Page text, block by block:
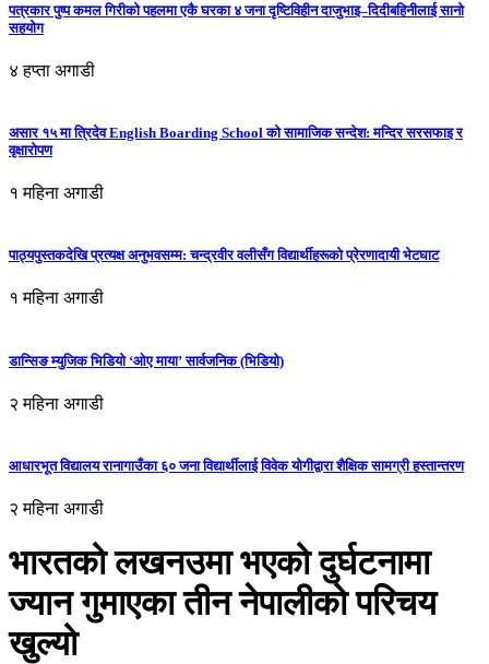
पत्रकार पुष्प कमल गिरीको पहलमा एकै घरका ४ जना दृष्टिविहीन दाजुभाइ–दिदीबहिनीलाई सानो
सहयोग
४ हप्ता अगाडी
असार १५ मा त्रिदेव English Boarding School को सामाजिक सन्देश: मन्दिर सरसफाइ र
वृक्षारोपण
१ महिना अगाडी
पाठ्यपुस्तकदेखि प्रत्यक्ष अनुभवसम्म: चन्द्रवीर वलीसँग विद्यार्थीहरूको प्रेरणादायी भेटघाट
१ महिना अगाडी
डान्सिङ म्युजिक भिडियो ‘ओए माया’ सार्वजनिक (भिडियो)
२ महिना अगाडी
आधारभूत विद्यालय रानागाउँका ६० जना विद्यार्थीलाई विवेक योगीद्वारा शैक्षिक सामग्री हस्तान्तरण
२ महिना अगाडी
भारतको लखनउमा भएको दुर्घटनामा
ज्यान गुमाएका तीन नेपालीको परिचय
खुल्यो